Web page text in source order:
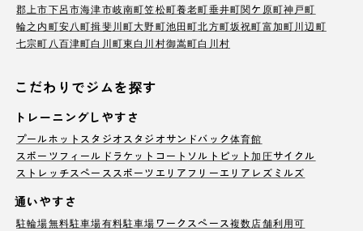
郡上市下呂市海津市岐南町笠松町養老町垂井町関ケ原町神戸町
輪之内町安八町揖斐川町大野町池田町北方町坂祝町富加町川辺町
七宗町 八百津町白川町東白川村御嵩町白川村
こだわりでジムを探す
トレーニングしやすさ
プールホットスタジオ スタジオサンドバック体育館
スポーツフィールド ラケットコート ソルトピット加圧サイクル
ストレッチスペース スポーツエリア フリーエリア レズミルズ
通いやすさ
駐輪場無料駐車場有料駐車場ワークスペース複数店舗利用可